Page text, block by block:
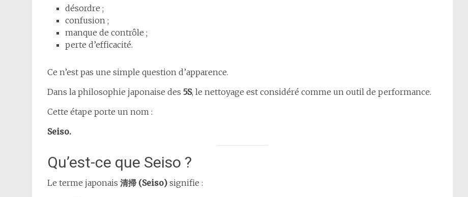
désordre ;
confusion ;
manque de contrôle ;
perte d’efficacité.
Ce n’est pas une simple question d’apparence.
Dans la philosophie japonaise des 5S, le nettoyage est considéré comme un outil de performance.
Cette étape porte un nom :
Seiso.
Qu’est-ce que Seiso ?
Le terme japonais 清掃 (Seiso) signifie :